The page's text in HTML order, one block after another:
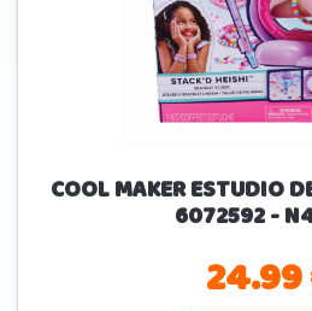
COOL MAKER ESTUDIO
6072592 -